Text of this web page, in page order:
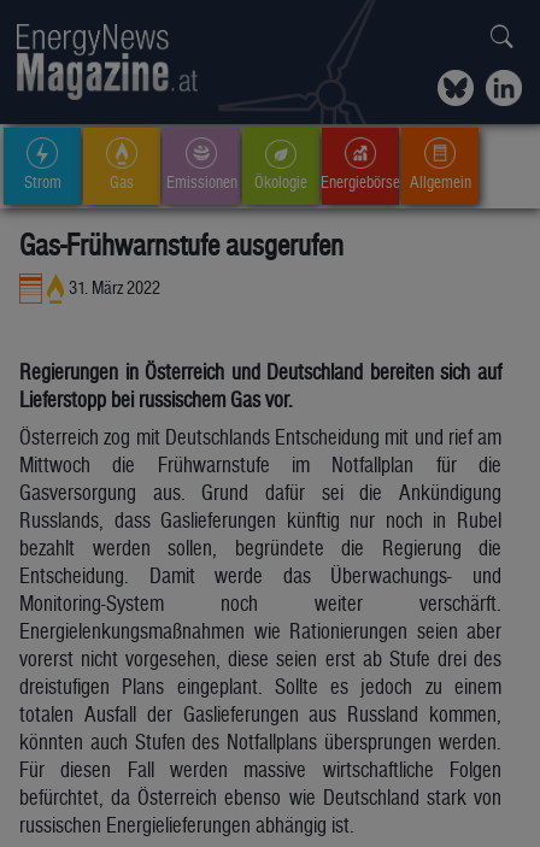
Strom Gas Emissionen Ökologie Energiebörse Allgemein
Gas-Frühwarnstufe ausgerufen
31. März 2022
Regierungen in Österreich und Deutschland bereiten sich auf
Lieferstopp bei russischem Gas vor.
Österreich zog mit Deutschlands Entscheidung mit und rief am
Mittwoch die Frühwarnstufe im Notfallplan für die
Gasversorgung aus. Grund dafür sei die Ankündigung
Russlands, dass Gaslieferungen künftig nur noch in Rubel
bezahlt werden sollen, begründete die Regierung die
Entscheidung. Damit werde das Überwachungs- und
Monitoring-System noch weiter verschärft.
Energielenkungsmaßnahmen wie Rationierungen seien aber
vorerst nicht vorgesehen, diese seien erst ab Stufe drei des
dreistufigen Plans eingeplant. Sollte es jedoch zu einem
totalen Ausfall der Gaslieferungen aus Russland kommen,
könnten auch Stufen des Notfallplans übersprungen werden.
Für diesen Fall werden massive wirtschaftliche Folgen
befürchtet, da Österreich ebenso wie Deutschland stark von
russischen Energielieferungen abhängig ist.